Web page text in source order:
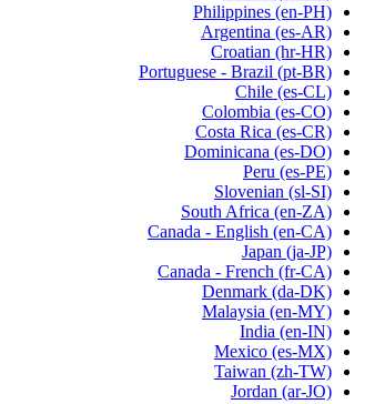
Philippines (en-PH)
Argentina (es-AR)
Croatian (hr-HR)
Portuguese - Brazil (pt-BR)
Chile (es-CL)
Colombia (es-CO)
Costa Rica (es-CR)
Dominicana (es-DO)
Peru (es-PE)
Slovenian (sl-SI)
South Africa (en-ZA)
Canada - English (en-CA)
Japan (ja-JP)
Canada - French (fr-CA)
Denmark (da-DK)
Malaysia (en-MY)
India (en-IN)
Mexico (es-MX)
Taiwan (zh-TW)
Jordan (ar-JO)